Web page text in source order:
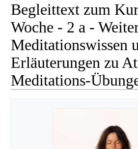
Begleittext zum
Woche - 2 a -
Meditationswissen
Erläuterungen zu
Meditations-